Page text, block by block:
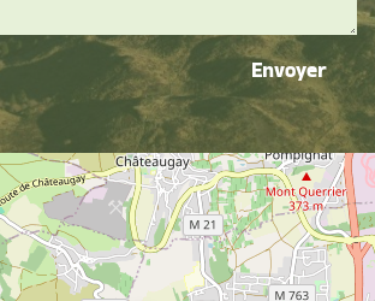
Envoyer